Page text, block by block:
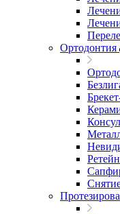
Ортодонтия